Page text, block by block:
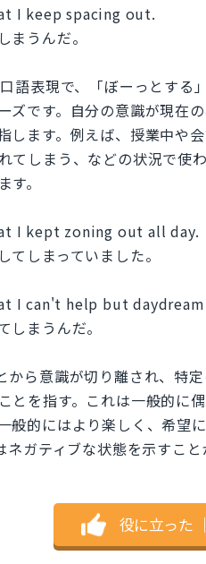
I keep spacing out.
まうんだ。
表現で、「ぼーっとする
ズです。自分の意識が現在
します。例えば、授業中や
てしまう、などの状況で使
。
I kept zoning out all day.
しまっていました。
I can't help but
まうんだ。
ら意識が切り離され、特
とを指す。これは一般的
般的にはより楽しく、希望
ガティブな状態を示すこ
役に立った ｜